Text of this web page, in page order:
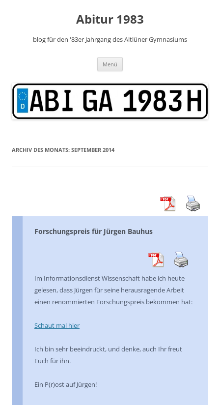
Abitur 1983
blog für den '83er Jahrgang des Altlüner Gymnasiums
Menü
ARCHIV DES MONATS: SEPTEMBER 2014
Forschungspreis für Jürgen Bauhus
Im Informationsdienst Wissenschaft habe ich heute
gelesen, dass Jürgen für seine herausragende Arbeit
einen renommierten Forschungspreis bekommen hat:
Schaut mal hier
Ich bin sehr beeindruckt, und denke, auch Ihr freut
Euch für ihn.
Ein P(r)ost auf Jürgen!